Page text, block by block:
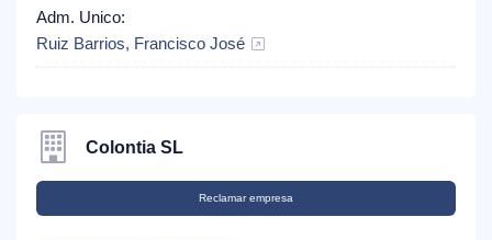
Adm. Unico:
Ruiz Barrios, Francisco José
Colontia SL
Reclamar empresa